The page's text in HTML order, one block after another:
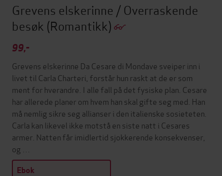
Grevens elskerinne / Overraskende
besøk (Romantikk)
99,-
Grevens elskerinne Da Cesare di Mondave sveiper inn i
livet til Carla Charteri, forstår hun raskt at de er som
ment for hverandre. I alle fall på det fysiske plan. Cesare
har allerede planer om hvem han skal gifte seg med. Han
må nemlig sikre seg allianser i den italienske sosieteten.
Carla kan likevel ikke motstå en siste natt i Cesares
armer. Natten får imidlertid sjokkerende konsekvenser,
og …
Ebok